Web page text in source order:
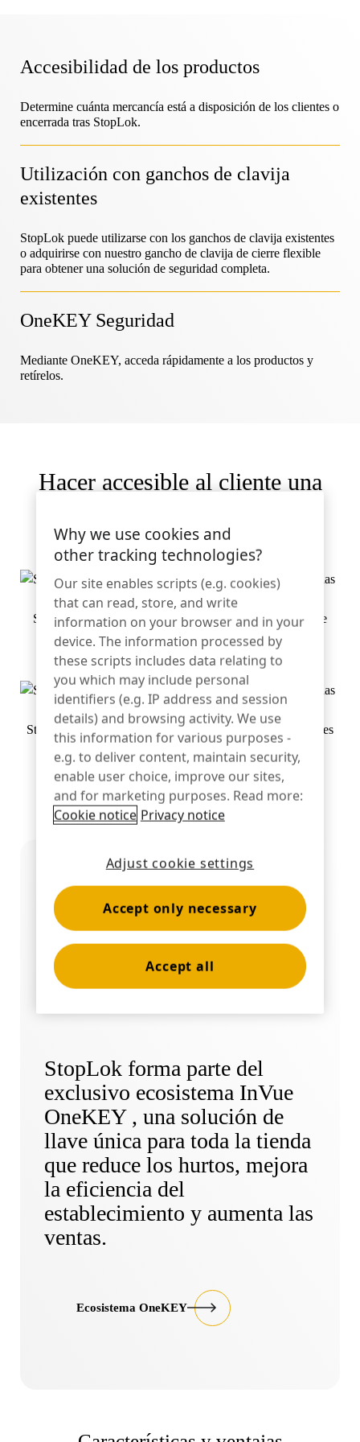
Punto de venta
Tienda conectada
Bricolaje y reformas del hogar
Hipermercado y ultramarinos
Salud y belleza
Artículos deportivos
Hostelería y restauración
Fabricantes de accesorios
Banca
Educación
MagStand
Seguridad de los expositores de mercancías
Seguridad de la mercancía colgada
Punto de venta
Soportes para tabletas
Empleo en InVue
Socios comerciales
Asociaciones empresariales
Contacto
Guías de instrucciones
Especificaciones técnicas
Casos prácticos
Noticias
Accesibilidad de los productos
Determine cuánta mercancía está a disposición de los clientes o
encerrada tras StopLok.
Utilización con ganchos de clavija
existentes
StopLok puede utilizarse con los ganchos de clavija existentes
o adquirirse con nuestro gancho de clavija de cierre flexible
para obtener una solución de seguridad completa.
OneKEY Seguridad
Mediante OneKEY, acceda rápidamente a los productos y
retírelos.
Hacer accesible al cliente una
StopLok se utiliza con nuestro gancho de bloqueo flexible
gancho de clavija
StopLok se puede adaptar a los ganchos de clavija existentes
StopLok forma parte del
exclusivo ecosistema InVue
OneKEY , una solución de
llave única para toda la tienda
que reduce los hurtos, mejora
la eficiencia del
establecimiento y aumenta las
ventas.
Ecosistema OneKEY
Why we use cookies and
other tracking technologies?
Our site enables scripts (e.g. cookies)
that can read, store, and write
information on your browser and in your
device. The information processed by
these scripts includes data relating to
you which may include personal
identifiers (e.g. IP address and session
details) and browsing activity. We use
this information for various purposes -
e.g. to deliver content, maintain security,
enable user choice, improve our sites,
and for marketing purposes. Read more:
Cookie notice Privacy notice
Adjust cookie settings
Accept only necessary
Accept all